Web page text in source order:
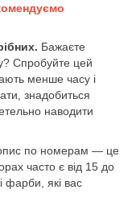
Бажаєте
Спробуйте цей
менше часу і
знадобиться
наводити
по номерам — це
часто є від 15 до
фарби, які вас